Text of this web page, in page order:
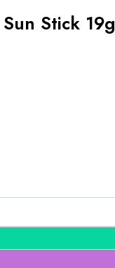
Stick 19g